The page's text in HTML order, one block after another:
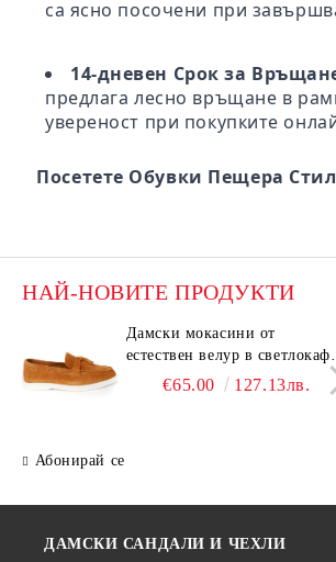
са ясно посочени при
14-дневен Срок за
предлага лесно връщане в
увереност при покупките
Посетете Обувки Пещера
НАЙ-НОВИТЕ ПРОДУКТИ
Дамски мокасини от
естествен велур в
цвят – Vero Lume
€65.00 127.13лв.
Абонирай се
ДАМСКИ САНДАЛИ И ЧЕХЛИ